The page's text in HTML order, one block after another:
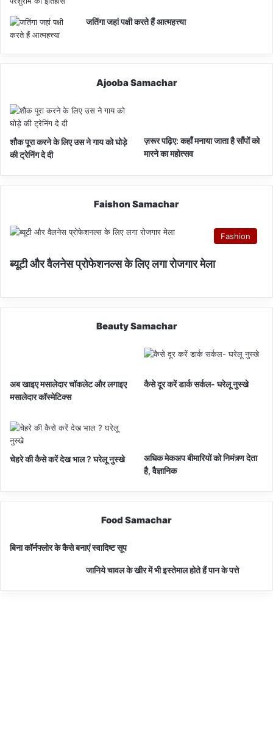
जतिंगा जहां पक्षी करते हैं आत्महत्त्या
Ajooba Samachar
शौक पूरा करने के लिए उस ने गाय को घोड़े
की ट्रेनिंग दे दी
ज़रूर पढ़िए: कहाँ मनाया जाता है साँपों को
मारने का महोत्सव
Faishon Samachar
Fashion
ब्यूटी और वैलनेस प्रोफेशनल्स के लिए लगा रोजगार मेला
Beauty Samachar
अब खाइए मसालेदार चॉकलेट और लगाइए
मसालेदार कॉस्‍मेटिक्‍स
कैसे दूर करें डार्क सर्कल- घरेलू नुस्खे
चेहरे की कैसे करें देख भाल ? घरेलू नुस्खे
अधिक मेकअप बीमारियों को निमंत्र्ण देता
है, वैज्ञानिक
Food Samachar
बिना कॉर्नफ्लोर के कैसे बनाएं स्वादिष्ट सूप
जानिये चावल के खीर में भी इस्तेमाल होते हैं पान के पत्ते